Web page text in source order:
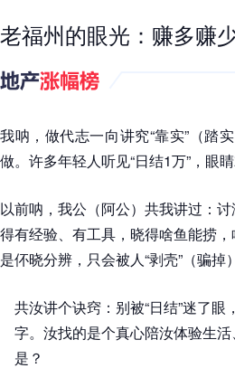
老福州的眼光：赚多赚
我呐，做代志一向讲究“靠实”（踏
做。许多年轻人听见“日结1万”，眼
以前呐，我公（阿公）共我讲过：
得有经验、有工具，晓得啥鱼能捞
是伓晓分辨，只会被人“剥壳”（骗掉
共汝讲个诀窍：别被“日结”迷了眼
字。汝找的是个真心陪汝体验生
是？